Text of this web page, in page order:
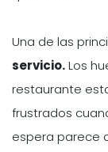
Una de las
servicio.Los
restaurante
frustrados
espera parece